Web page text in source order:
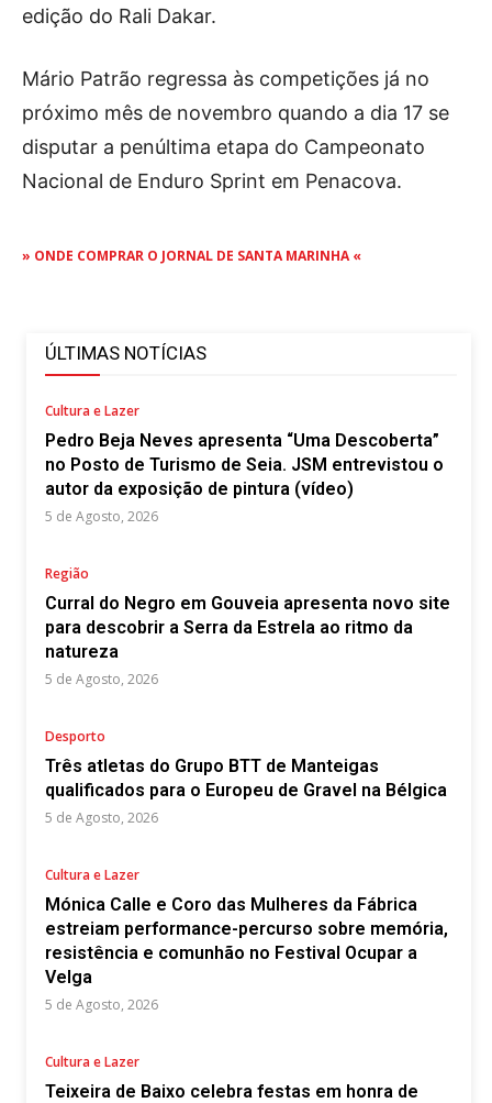
edição do Rali Dakar.
Mário Patrão regressa às competições já no
próximo mês de novembro quando a dia 17 se
disputar a penúltima etapa do Campeonato
Nacional de Enduro Sprint em Penacova.
» ONDE COMPRAR O JORNAL DE SANTA MARINHA «
ÚLTIMAS NOTÍCIAS
Cultura e Lazer
Pedro Beja Neves apresenta “Uma Descoberta”
no Posto de Turismo de Seia. JSM entrevistou o
autor da exposição de pintura (vídeo)
5 de Agosto, 2026
Região
Curral do Negro em Gouveia apresenta novo site
para descobrir a Serra da Estrela ao ritmo da
natureza
5 de Agosto, 2026
Desporto
Três atletas do Grupo BTT de Manteigas
qualificados para o Europeu de Gravel na Bélgica
5 de Agosto, 2026
Cultura e Lazer
Mónica Calle e Coro das Mulheres da Fábrica
estreiam performance-percurso sobre memória,
resistência e comunhão no Festival Ocupar a
Velga
5 de Agosto, 2026
Cultura e Lazer
Teixeira de Baixo celebra festas em honra de